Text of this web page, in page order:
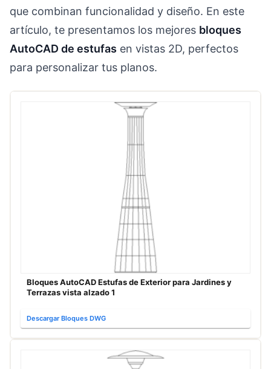
que combinan funcionalidad y diseño. En este
artículo, te presentamos los mejores bloques
AutoCAD de estufas en vistas 2D, perfectos
para personalizar tus planos.
Bloques AutoCAD Estufas de Exterior para Jardines y
Terrazas vista alzado 1
Descargar Bloques DWG